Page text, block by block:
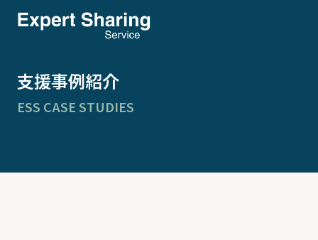
支援事例紹介
ESS CASE STUDIES